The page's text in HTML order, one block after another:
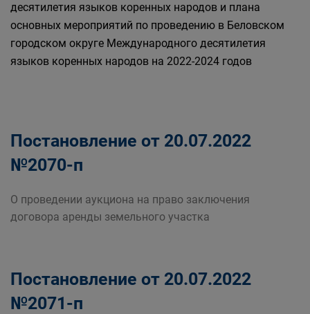
десятилетия языков коренных народов и плана
основных мероприятий по проведению в Беловском
городском округе Международного десятилетия
языков коренных народов на 2022-2024 годов
Постановление от 20.07.2022
№2070-п
О проведении аукциона на право заключения
договора аренды земельного участка
Постановление от 20.07.2022
№2071-п